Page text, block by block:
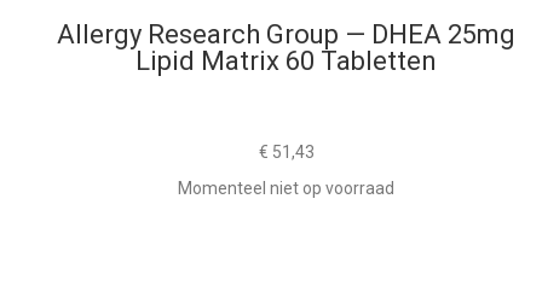
Allergy Research Group — DHEA 25mg
Lipid Matrix 60 Tabletten
€ 51,43
Momenteel niet op voorraad